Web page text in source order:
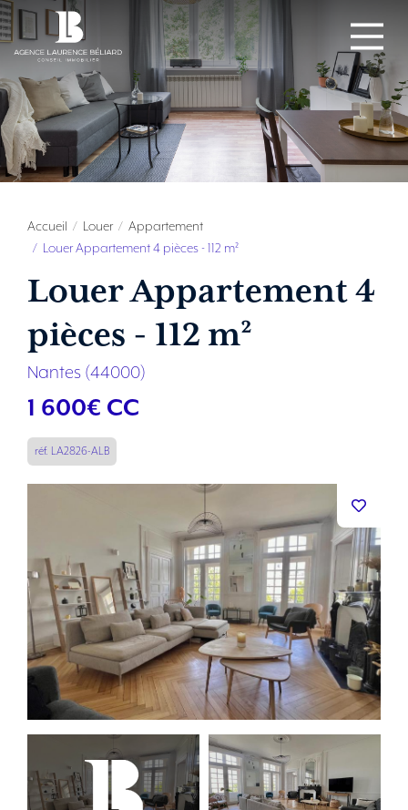
Accueil Louer
Appartement
Louer Appartement 4 pièces - 112 m²
Louer Appartement 4
pièces - 112 m²
Nantes (44000)
1 600€ CC
réf. LA2826-ALB